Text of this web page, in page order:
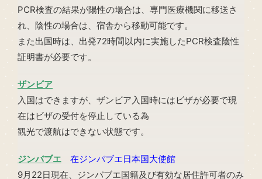
PCR検査の結果が陽性の場合は、専門医療機関に移送さ
れ、陰性の場合は、宿舎から移動可能です。
また出国時は、出発72時間以内に実施したPCR検査陰性
証明書が必要です。
ザンビア
入国はできますが、ザンビア入国時にはビザが必要で現
在はビザの受付を停止している為
観光で渡航はできない状態です。
ジンバブエ
在ジンバブエ日本国大使館
9月22日現在、ジンバブエ国籍及び有効な居住許可者のみ